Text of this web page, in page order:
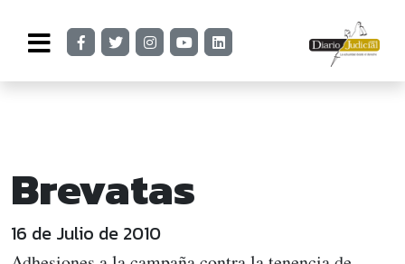
Brevatas
16 de Julio de 2010